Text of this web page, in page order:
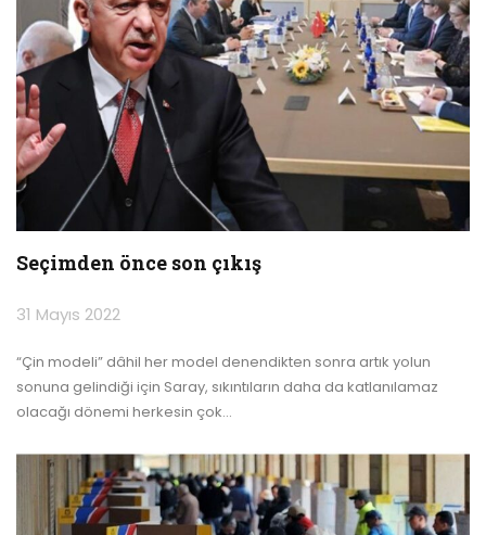
Seçimden önce son çıkış
31 Mayıs 2022
“Çin modeli” dâhil her model denendikten sonra artık yolun
sonuna gelindiği için Saray, sıkıntıların daha da katlanılamaz
olacağı dönemi herkesin çok…